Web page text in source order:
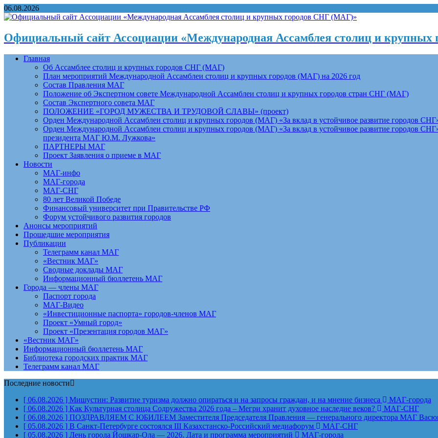
06.08.2026
Официальный сайт Ассоциации «Международная Ассамблея столиц и
Главная
Об Ассамблее столиц и крупных городов СНГ (МАГ)
План мероприятий Международной Ассамблеи столиц и крупных городов (МАГ) на 2026 год
Состав Правления МАГ
Положение об Экспертном совете Международной Ассамблеи столиц и крупных городов стран СНГ (МАГ)
Состав Экспертного совета МАГ
ПОЛОЖЕНИЕ «ГОРОД МУЖЕСТВА И ТРУДОВОЙ СЛАВЫ» (проект)
Орден Международной Ассамблеи столиц и крупных городов (МАГ) «За вклад в устойчивое развитие городов
Орден Международной Ассамблеи столиц и крупных городов (МАГ) «За вклад в устойчивое развитие городов
президента МАГ Ю.М. Лужкова»
ПАРТНЕРЫ МАГ
Проект Заявления о приеме в МАГ
Новости
МАГ-инфо
МАГ-города
МАГ-СНГ
80 лет Великой Победе
Финансовый университет при Правительстве РФ
Форум устойчивого развития городов
Анонсы мероприятий
Прошедшие мероприятия
Публикации
Телеграмм канал МАГ
«Вестник МАГ»
Сводные доклады МАГ
Информационный бюллетень МАГ
Города — члены МАГ
Паспорт города
МАГ-Видео
«Инвестиционные паспорта» городов-членов МАГ
Проект «Умный город»
Проект «Презентация городов МАГ»
«Вестник МАГ»
Информационный бюллетень МАГ
Библиотека городских практик МАГ
Телеграмм канал МАГ
Последние новости
[ 06.08.2026 ] Мишустин: Развитие туризма должно опираться и на запросы граждан, и на мнение бизнеса
МАГ-города
[ 06.08.2026 ] Как Культурная столица Содружества 2026 года – Мегри хранит духовное наследие веков?
МАГ-СНГ
[ 06.08.2026 ] ПОЗДРАВЛЯЕМ С ЮБИЛЕЕМ Заместителя Председателя Правления — генерального директора МАГ
[ 05.08.2026 ] В Санкт-Петербурге состоялся III Казахстанско-Российский медиафорум
МАГ-СНГ
[ 05.08.2026 ] День города Йошкар-Ола — 2026. Дата и программа мероприятий
МАГ-города